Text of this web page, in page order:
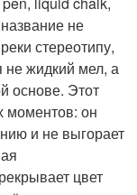
не
стереотипу,
не жидкий мел, а
основе. Этот
моментов: он
и не выгорает
цвет